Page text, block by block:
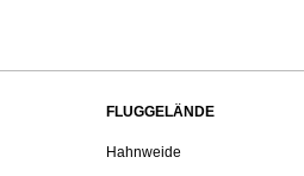
FLUGGELÄNDE
Hahnweide